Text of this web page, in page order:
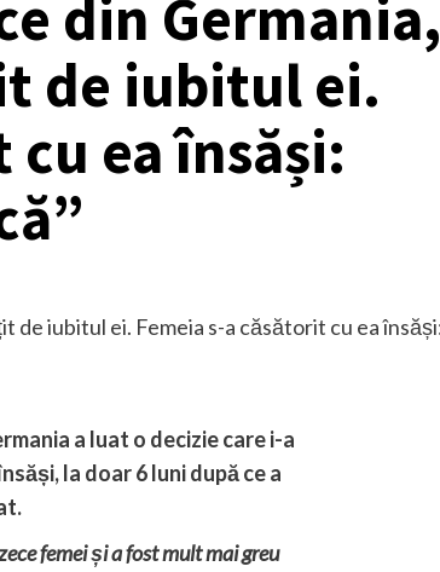
din Germania,
de iubitul ei.
cu ea însăși:
a luat o decizie care i-a
la doar 6 luni după ce a
femei și a fost mult mai greu